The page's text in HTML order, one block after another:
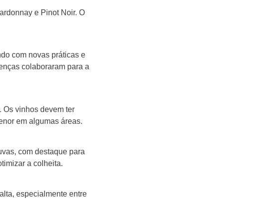
e Pinot Noir. O
com novas práticas e
colaboraram para a
Os vinhos devem ter
em algumas áreas.
com destaque para
a colheita.
especialmente entre